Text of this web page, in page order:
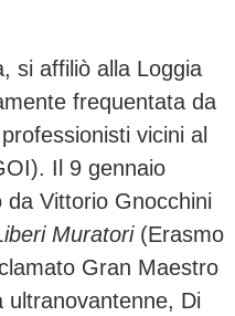
si affiliò alla Loggia
frequentata da
vicini al
Il 9 gennaio
Vittorio Gnocchini
Muratori(Erasmo
Gran Maestro
ultranovantenne, Di